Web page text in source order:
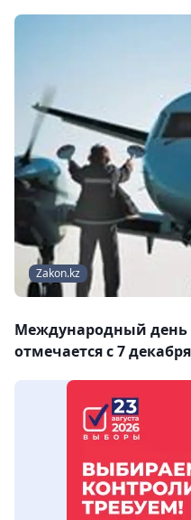
Zakon.kz
Международный день
отмечается с 7